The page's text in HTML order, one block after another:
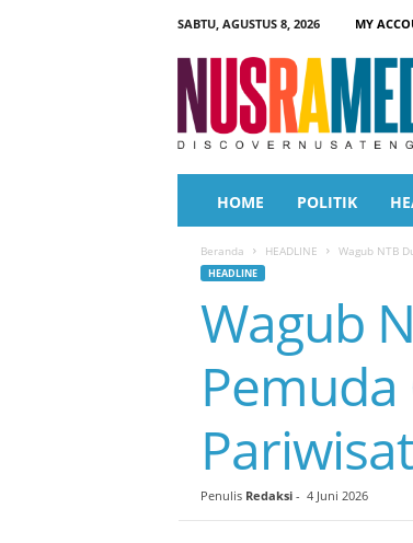
SABTU, AGUSTUS 8, 2026
MY
a
HOME POLITIK
Beranda HEADLINE Wagub NTB
HEADLINE
Wagub
Penulis Redaksi- 4 Juni 2026